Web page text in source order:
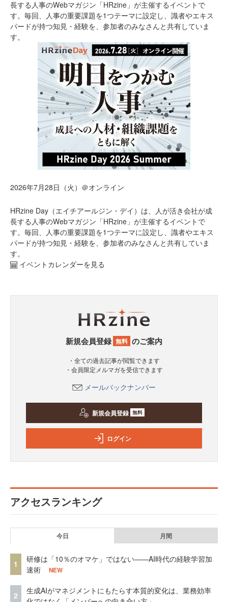
長する人事のWebマガジン「HRzine」が主催するイベントで
す。毎回、人事の重要課題を1つテーマに設定し、識者やエキス
パードが持つ知見・経験を、参加者のみなさんと共有していま
す。
2026年7月28日（火）＠オンライン
HRzine Day（エイチアールジン・デイ）は、人が活き会社が成
長する人事のWebマガジン「HRzine」が主催するイベントで
す。毎回、人事の重要課題を1つテーマに設定し、識者やエキス
パードが持つ知見・経験を、参加者のみなさんと共有していま
す。
イベントカレンダーを見る
新規会員登録 無料 のご案内
・全ての過去記事が閲覧できます
・会員限定メルマガを受信できます
メールバックナンバー
新規会員登録 無料
ログイン
アクセスランキング
今日 月間
1
研修は「10％のオマケ」ではない——AI時代の経験学習加
速術
NEW
2
生成AIがマネジメントにもたらす本質的変化は、業務効率